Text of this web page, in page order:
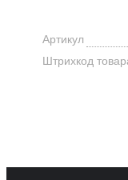
Артикул
Штрихкод